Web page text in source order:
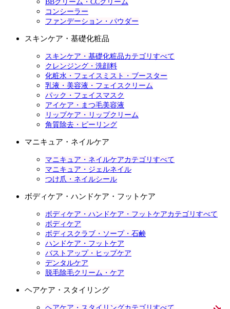
BBクリーム・CCクリーム
コンシーラー
ファンデーション・パウダー
スキンケア・基礎化粧品
スキンケア・基礎化粧品カテゴリすべて
クレンジング・洗顔料
化粧水・フェイスミスト・ブースター
乳液・美容液・フェイスクリーム
パック・フェイスマスク
アイケア・まつ毛美容液
リップケア・リップクリーム
角質除去・ピーリング
マニキュア・ネイルケア
マニキュア・ネイルケアカテゴリすべて
マニキュア・ジェルネイル
つけ爪・ネイルシール
ボディケア・ハンドケア・フットケア
ボディケア・ハンドケア・フットケアカテゴリすべて
ボディケア
ボディスクラブ・ソープ・石鹸
ハンドケア・フットケア
バストアップ・ヒップケア
デンタルケア
脱毛除毛クリーム・ケア
ヘアケア・スタイリング